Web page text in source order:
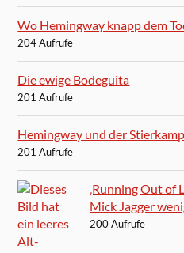
Wo Hemingway knapp dem
204 Aufrufe
Die ewige Bodeguita
201 Aufrufe
Hemingway und der
201 Aufrufe
‚Running Out of
Mick Jagger
200 Aufrufe